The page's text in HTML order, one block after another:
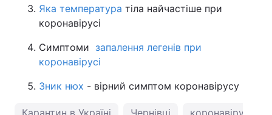
Яка температура тіла найчастіше при
коронавірусі
Симптоми запалення легенів при
коронавірусі
Зник нюх - вірний симптом коронавірусу
Карантин в Україні Чернівці коронавірус в